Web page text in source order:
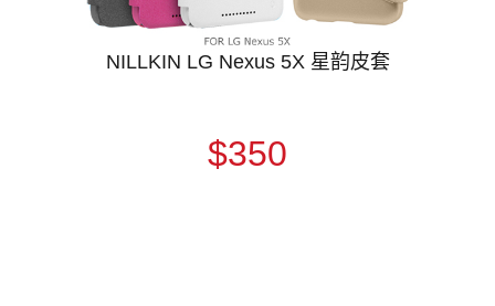
NILLKIN LG Nexus 5X 星韵皮套
$350